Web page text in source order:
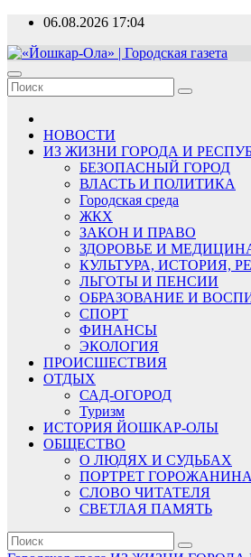
Перейти
содержимому
06.08.2026 17:04
«Йошкар-Ола» | Городская газета
Новости, события, люди
НОВОСТИ
ИЗ ЖИЗНИ ГОРОДА И
БЕЗОПАСНЫЙ ГОРОД
ВЛАСТЬ И ПОЛИТИКА
Городская среда
ЖКХ
ЗАКОН И ПРАВО
ЗДОРОВЬЕ И
КУЛЬТУРА, ИСТОРИЯ,
ЛЬГОТЫ И ПЕНСИИ
ОБРАЗОВАНИЕ И
СПОРТ
ФИНАНСЫ
ЭКОЛОГИЯ
ПРОИСШЕСТВИЯ
ОТДЫХ
САД-ОГОРОД
Туризм
ИСТОРИЯ ЙОШКАР-ОЛЫ
ОБЩЕСТВО
О ЛЮДЯХ И СУДЬБАХ
ПОРТРЕТ ГОРОЖАНИНА
СЛОВО ЧИТАТЕЛЯ
СВЕТЛАЯ ПАМЯТЬ